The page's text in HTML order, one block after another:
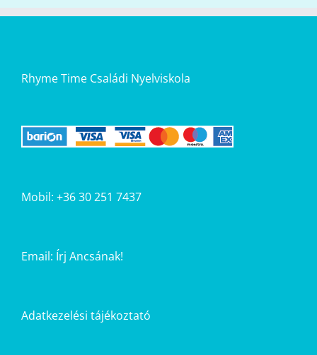
Rhyme Time Családi Nyelviskola
Mobil: +36 30 251 7437
Email: Írj Ancsának!
Adatkezelési tájékoztató